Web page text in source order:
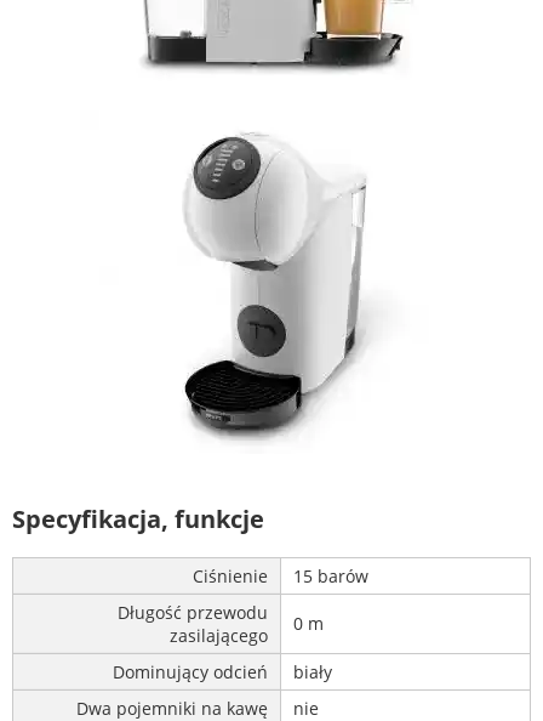
Specyfikacja, funkcje
Ciśnienie
15 barów
Długość przewodu
zasilającego
0 m
Dominujący odcień
biały
Dwa pojemniki na kawę
nie